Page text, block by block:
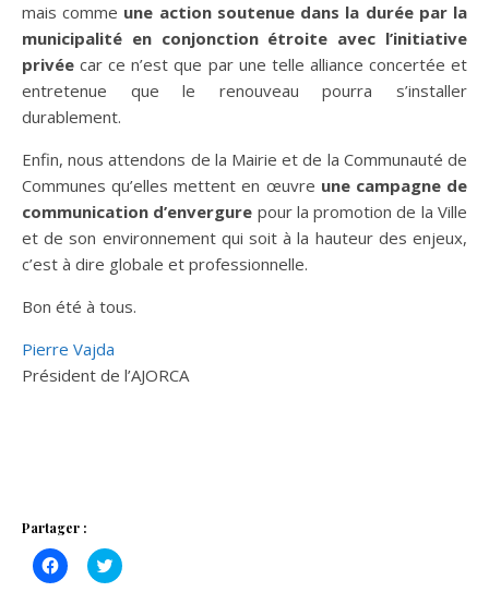
mais comme une action soutenue dans la durée par la
municipalité en conjonction étroite avec l’initiative
privée car ce n’est que par une telle alliance concertée et
entretenue que le renouveau pourra s’installer
durablement.
Enfin, nous attendons de la Mairie et de la Communauté de
Communes qu’elles mettent en œuvre une campagne de
communication d’envergure pour la promotion de la Ville
et de son environnement qui soit à la hauteur des enjeux,
c’est à dire globale et professionnelle.
Bon été à tous.
Pierre Vajda
Président de l’AJORCA
Partager :
Cliquez
pour
Cliquez
pour